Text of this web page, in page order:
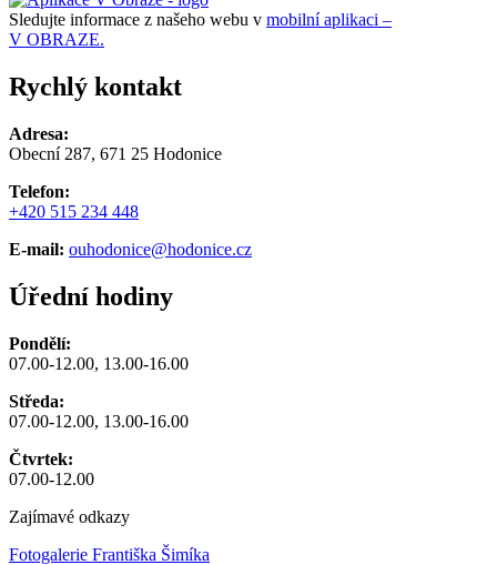
Sledujte informace z našeho webu v mobilní aplikaci –
V OBRAZE.
Rychlý kontakt
Adresa:
Obecní 287, 671 25 Hodonice
Telefon:
+420 515 234 448
E-mail: ouhodonice@hodonice.cz
Úřední hodiny
Pondělí:
07.00-12.00, 13.00-16.00
Středa:
07.00-12.00, 13.00-16.00
Čtvrtek:
07.00-12.00
Zajímavé odkazy
Fotogalerie Františka Šimíka